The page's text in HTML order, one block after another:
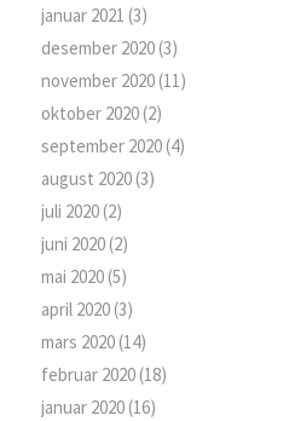
januar 2021 (3)
desember 2020(3)
november 2020(11)
oktober 2020(2)
september 2020(4)
august 2020(3)
juli 2020(2)
juni 2020(2)
mai 2020(5)
april 2020(3)
mars 2020(14)
februar 2020(18)
januar 2020(16)